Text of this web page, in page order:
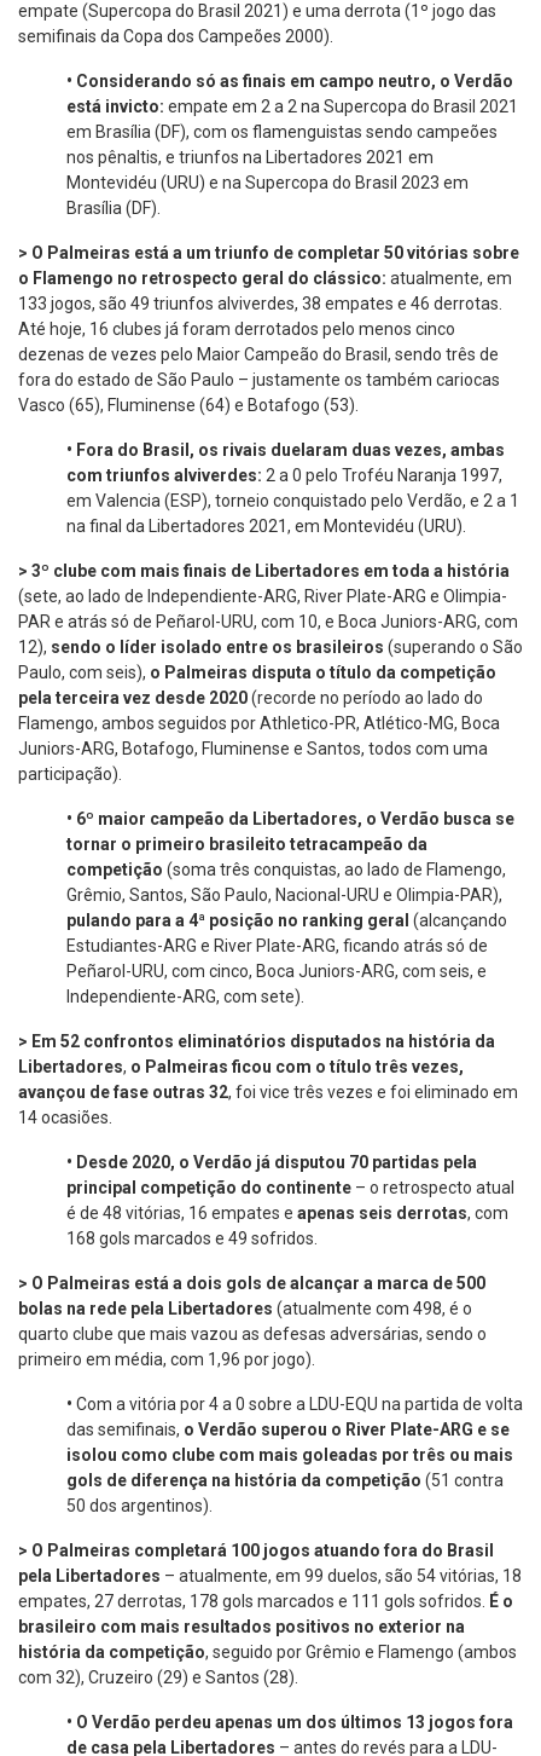
empate (Supercopa do Brasil 2021) e uma derrota (1º jogo das
semifinais da Copa dos Campeões 2000).
• Considerando só as finais em campo neutro, o Verdão
está invicto: empate em 2 a 2 na Supercopa do Brasil 2021
em Brasília (DF), com os flamenguistas sendo campeões
nos pênaltis, e triunfos na Libertadores 2021 em
Montevidéu (URU) e na Supercopa do Brasil 2023 em
Brasília (DF).
> O Palmeiras está a um triunfo de completar 50 vitórias sobre
o Flamengo no retrospecto geral do clássico: atualmente, em
133 jogos, são 49 triunfos alviverdes, 38 empates e 46 derrotas.
Até hoje, 16 clubes já foram derrotados pelo menos cinco
dezenas de vezes pelo Maior Campeão do Brasil, sendo três de
fora do estado de São Paulo – justamente os também cariocas
Vasco (65), Fluminense (64) e Botafogo (53).
• Fora do Brasil, os rivais duelaram duas vezes, ambas
com triunfos alviverdes: 2 a 0 pelo Troféu Naranja 1997,
em Valencia (ESP), torneio conquistado pelo Verdão, e 2 a 1
na final da Libertadores 2021, em Montevidéu (URU).
> 3º clube com mais finais de Libertadores em toda a história
(sete, ao lado de Independiente-ARG, River Plate-ARG e Olimpia-
PAR e atrás só de Peñarol-URU, com 10, e Boca Juniors-ARG, com
12), sendo o líder isolado entre os brasileiros (superando o São
Paulo, com seis), o Palmeiras disputa o título da competição
pela terceira vez desde 2020(recorde no período ao lado do
Flamengo, ambos seguidos por Athletico-PR, Atlético-MG, Boca
Juniors-ARG, Botafogo, Fluminense e Santos, todos com uma
participação).
• 6º maior campeão da Libertadores, o Verdão busca se
tornar o primeiro brasileito tetracampeão da
competição (soma três conquistas, ao lado de Flamengo,
Grêmio, Santos, São Paulo, Nacional-URU e Olimpia-PAR),
pulando para a 4ª posição no ranking geral (alcançando
Estudiantes-ARG e River Plate-ARG, ficando atrás só de
Peñarol-URU, com cinco, Boca Juniors-ARG, com seis, e
Independiente-ARG, com sete).
> Em 52 confrontos eliminatórios disputados na história da
Libertadores, o Palmeiras ficou com o título três vezes,
avançou de fase outras 32, foi vice três vezes e foi eliminado em
14 ocasiões.
• Desde 2020, o Verdão já disputou 70 partidas pela
principal competição do continente – o retrospecto atual
é de 48 vitórias, 16 empates e apenas seis derrotas, com
168 gols marcados e 49 sofridos.
> O Palmeiras está a dois gols de alcançar a marca de 500
bolas na rede pela Libertadores (atualmente com 498, é o
quarto clube que mais vazou as defesas adversárias, sendo o
primeiro em média, com 1,96 por jogo).
• Com a vitória por 4 a 0 sobre a LDU-EQU na partida de volta
das semifinais, o Verdão superou o River Plate-ARG e se
isolou como clube com mais goleadas por três ou mais
gols de diferença na história da competição (51 contra
50 dos argentinos).
> O Palmeiras completará 100 jogos atuando fora do Brasil
pela Libertadores – atualmente, em 99 duelos, são 54 vitórias, 18
empates, 27 derrotas, 178 gols marcados e 111 gols sofridos.
É o
brasileiro com mais resultados positivos no exterior na
história da competição, seguido por Grêmio e Flamengo (ambos
com 32), Cruzeiro (29) e Santos (28).
• O Verdão perdeu apenas um dos últimos 13 jogos fora
de casa pela Libertadores – antes do revés para a LDU-